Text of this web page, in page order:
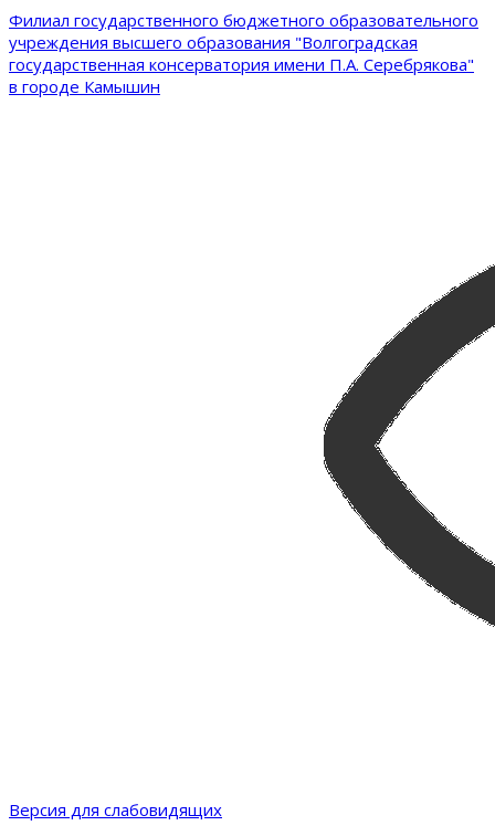
Филиал государственного бюджетного образовательного
учреждения высшего образования "Волгоградская
государственная консерватория имени П.А. Серебрякова"
в городе Камышин
Версия для слабовидящих